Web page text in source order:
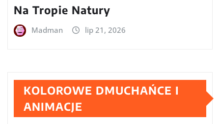
Na Tropie Natury
Madman lip 21, 2026
KOLOROWE DMUCHAŃCE I
ANIMACJE